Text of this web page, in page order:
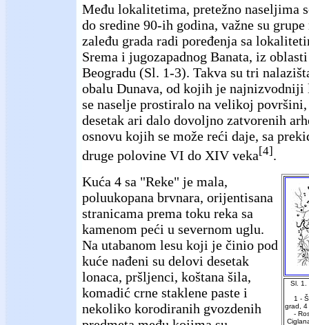
Među lokalitetima, pretežno naseljima
do sredine 90-ih godina, važne su
zaleđu grada radi poređenja sa
Srema i jugozapadnog Banata, iz
Beogradu (Sl. 1-3). Takva su tri
obalu Dunava, od kojih je
se naselje prostiralo na velikoj
desetak ari dalo dovoljno zatvorenih
osnovu kojih se može reći daje, sa
druge polovine VI do XIV veka[4]
Sl. 1.
1 -
grad, 4
-
Kuća 4 sa "Reke" je mala,
poluukopana brvnara, orijentisana
stranicama prema toku reka sa
kamenom peći u severnom uglu.
Na utabanom lesu koji je činio pod
kuće nađeni su delovi desetak
lonaca, pršljenci, koštana šila,
komadić crne staklene paste i
nekoliko korodiranih gvozdenih